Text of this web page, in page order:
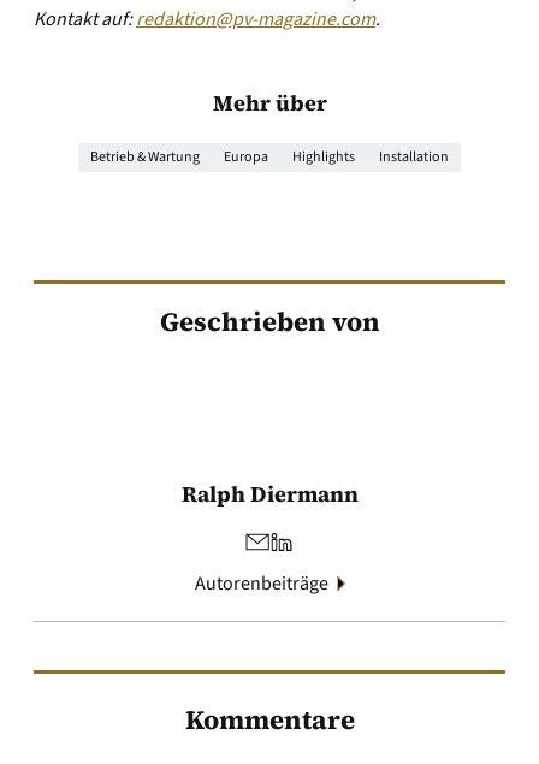
Kontakt auf:redaktion@pv-magazine.com.
Mehr über
Betrieb & Wartung Europa Highlights Installation
Geschrieben von
Ralph Diermann
Autorenbeiträge
Kommentare